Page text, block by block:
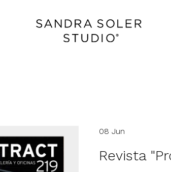
08 Jun
Revista